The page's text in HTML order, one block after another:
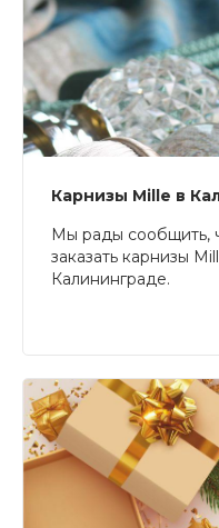
Карнизы Mille в
Мы рады сообщить,
заказать карнизы
Калининграде.